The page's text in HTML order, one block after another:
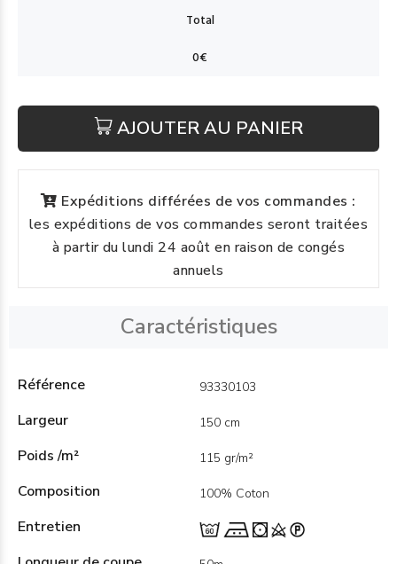
AJOUTER AU PANIER
Expéditions différées de vos commandes :
les expéditions de vos commandes seront traitées
à partir du lundi 24 août en raison de congés
annuels
Caractéristiques
Référence 93330103
Largeur 150 cm
Poids /m² 115 gr/m²
Composition 100% Coton
Entretien